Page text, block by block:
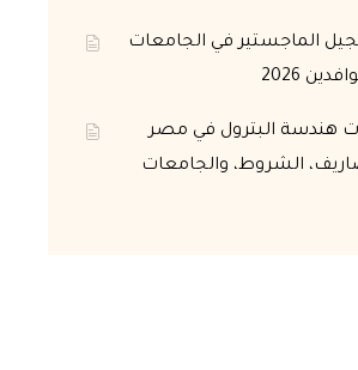
الماجستير في الجامعات
2026
هندسة البترول في مصر
الشروط، والجامعات